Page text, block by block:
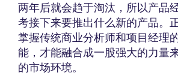
两年后就会趋于淘汰，所以产品
考接下来要推出什么新的产品。
掌握传统商业分析师和项目经理
能，才能融合成一股强大的力量
的市场环境。